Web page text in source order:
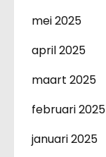
mei 2025
april 2025
maart 2025
februari 2025
januari 2025